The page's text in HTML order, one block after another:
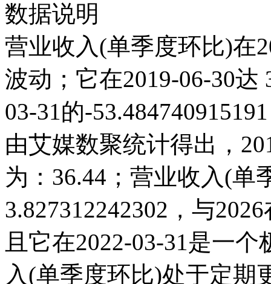
数据说明
营业收入(单季度环比)在
波动；它在2019-06-30达
03-31的-
由艾媒数聚统计得出，
为：36.44；营业收入(单
3.827312242302，与
且它在2022-03-31是一
入(单季度环比)处于定期